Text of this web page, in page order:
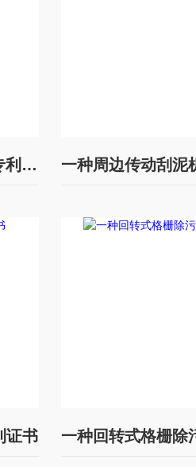
一种无轴螺旋输送机-实用新型专利证书
证书